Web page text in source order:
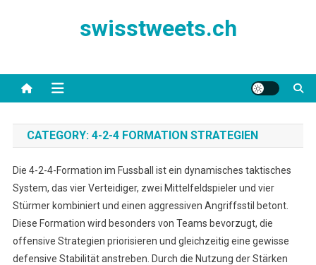
swisstweets.ch
CATEGORY: 4-2-4 FORMATION STRATEGIEN
Die 4-2-4-Formation im Fussball ist ein dynamisches taktisches
System, das vier Verteidiger, zwei Mittelfeldspieler und vier
Stürmer kombiniert und einen aggressiven Angriffsstil betont.
Diese Formation wird besonders von Teams bevorzugt, die
offensive Strategien priorisieren und gleichzeitig eine gewisse
defensive Stabilität anstreben. Durch die Nutzung der Stärken